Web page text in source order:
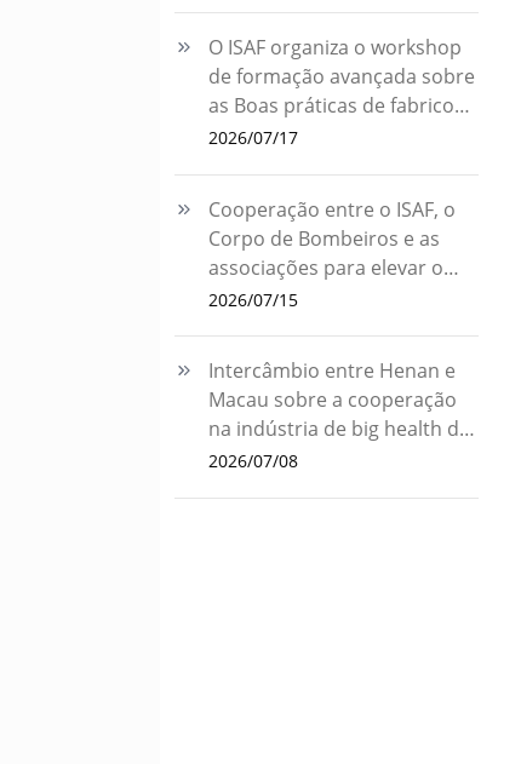
O ISAF organiza o workshop
de formação avançada sobre
as Boas práticas de fabrico
de medicamentos (GMP)
qualidade da indústria
farmacêutica de Macau
2026/07/17
Cooperação entre o ISAF, o
Corpo de Bombeiros e as
associações para elevar o
nível de gestão de risco da
2026/07/15
Intercâmbio entre Henan e
Macau sobre a cooperação
na indústria de big health de
medicina tradicional chinesa
2026/07/08